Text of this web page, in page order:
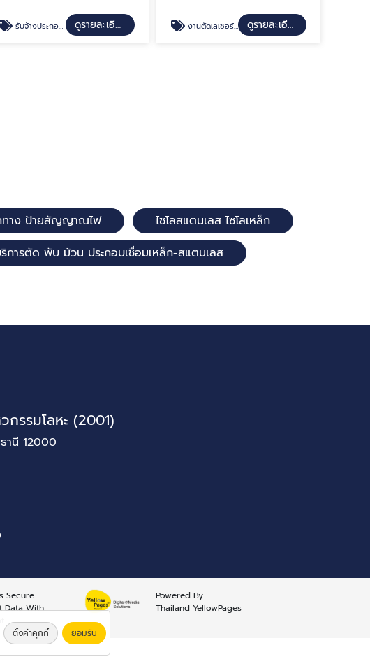
รับจ้างประกอบเชื่อมชิ้นเหล็ก OEM ดูรายละเอียด งานตัดเลเซอร์ ปทุมธานี ดูรายละเอียด
ทาง ป้ายสัญญาณไฟ
ไซโลสแตนเลส ไซโลเหล็ก
การตัด พับ ม้วน ประกอบเชื่อมเหล็ก-สแตนเลส
รรมโลหะ (2001)
านี 12000
Secure
Data With
Powered By
Thailand YellowPages
ตั้งค่าคุกกี้ ยอมรับ